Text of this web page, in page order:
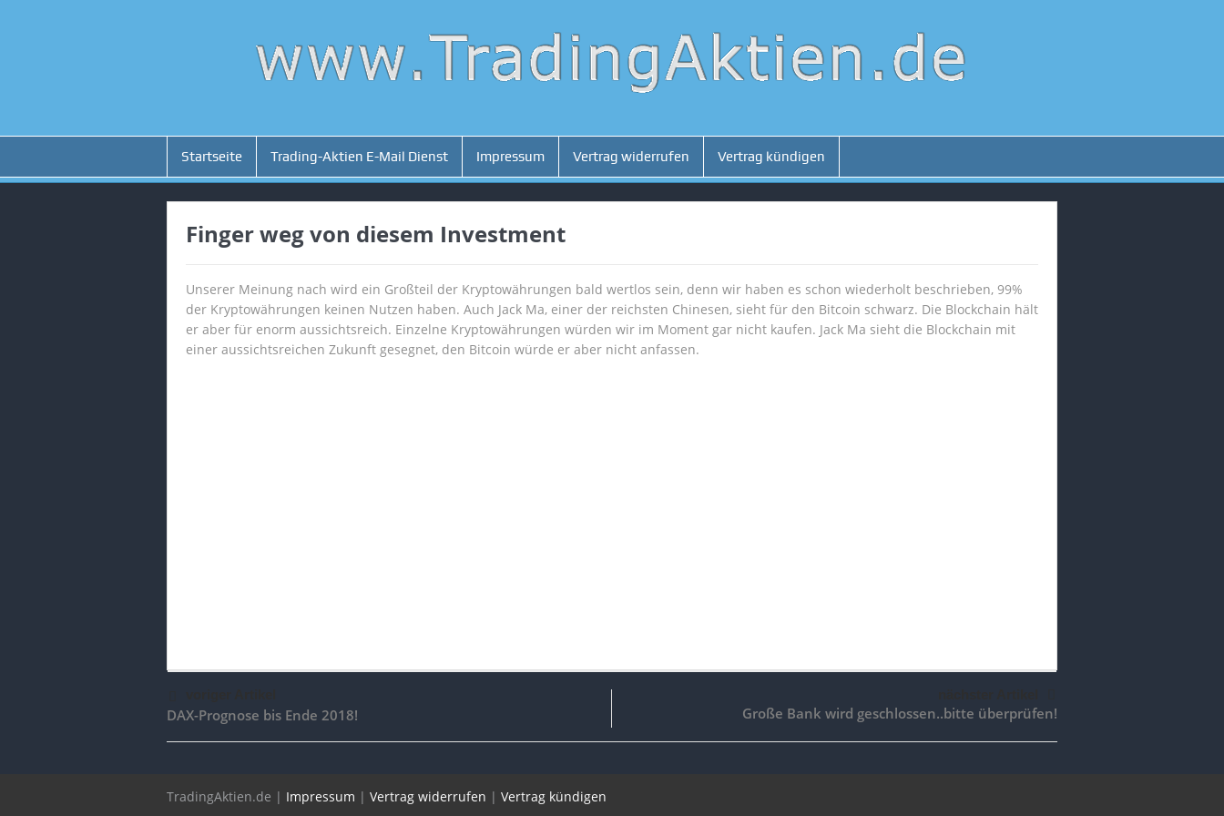
Startseite Trading-Aktien E-Mail Dienst Impressum Vertrag widerrufen Vertrag kündigen
Finger weg von diesem Investment
Unserer Meinung nach wird ein Großteil der Kryptowährungen bald wertlos sein, denn wir haben es schon wiederholt beschrieben, 99%
der Kryptowährungen keinen Nutzen haben. Auch Jack Ma, einer der reichsten Chinesen, sieht für den Bitcoin schwarz. Die Blockchain hält
er aber für enorm aussichtsreich. Einzelne Kryptowährungen würden wir im Moment gar nicht kaufen. Jack Ma sieht die Blockchain mit
einer aussichtsreichen Zukunft gesegnet, den Bitcoin würde er aber nicht anfassen.
DAX-Prognose bis Ende 2018! Große Bank wird geschlossen..bitte überprüfen!
TradingAktien.de | Impressum | Vertrag widerrufen | Vertrag kündigen